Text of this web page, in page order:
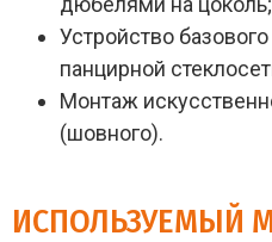
Устройство
панцирной
Монтаж
(шовного).
ИСПОЛЬЗУЕМЫЙ